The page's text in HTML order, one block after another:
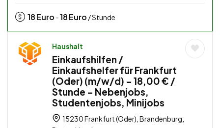
18Euro -18Euro / Stunde
Haushalt
Einkaufshilfen /
Einkaufshelfer für Frankfurt
(Oder) (m/w/d) – 18,00 € /
Stunde – Nebenjobs,
Studentenjobs, Minijobs
15230 Frankfurt (Oder), Brandenburg,